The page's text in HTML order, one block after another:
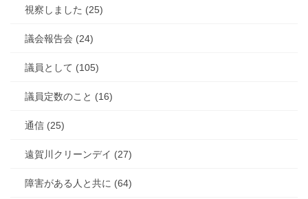
視察しました (25)
議会報告会 (24)
議員として (105)
議員定数のこと (16)
通信 (25)
遠賀川クリーンデイ (27)
障害がある人と共に (64)